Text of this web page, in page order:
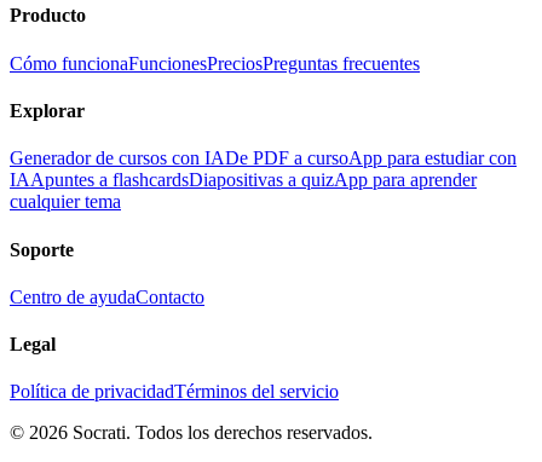
Producto
Cómo funcionaFuncionesPreciosPreguntas frecuentes
Explorar
Generador de cursos con IADe PDF a cursoApp para estudiar con
IAApuntes a flashcardsDiapositivas a quizApp para aprender
cualquier tema
Soporte
Centro de ayudaContacto
Legal
Política de privacidadTérminos del servicio
© 2026 Socrati. Todos los derechos reservados.